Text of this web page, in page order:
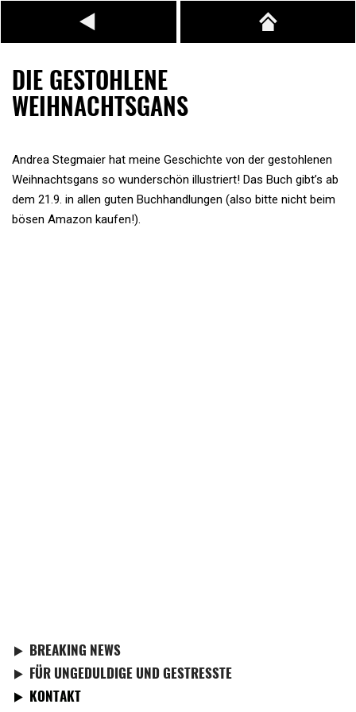
DIE GESTOHLENE
WEIHNACHTSGANS
Andrea Stegmaier hat meine Geschichte von der gestohlenen
Weihnachtsgans so wunderschön illustriert! Das Buch gibt’s ab
dem 21.9. in allen guten Buchhandlungen (also bitte nicht beim
bösen Amazon kaufen!).
BREAKING NEWS
FÜR UNGEDULDIGE UND GESTRESSTE
KONTAKT